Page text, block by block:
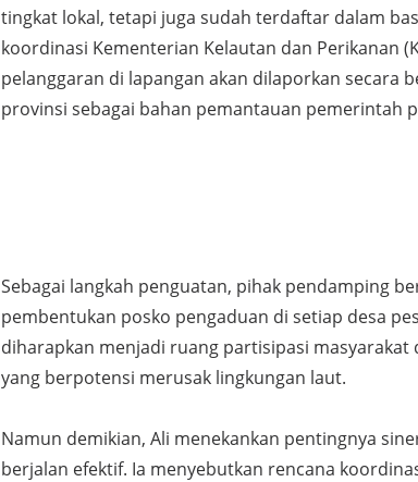
tingkat lokal, tetapi juga sudah terdaftar dalam
koordinasi Kementerian Kelautan dan Perikanan
pelanggaran di lapangan akan dilaporkan secara
provinsi sebagai bahan pemantauan pemerintah
Sebagai langkah penguatan, pihak pendamping
pembentukan posko pengaduan di setiap desa
diharapkan menjadi ruang partisipasi masyarakat
yang berpotensi merusak lingkungan laut.
Namun demikian, Ali menekankan pentingnya
berjalan efektif. Ia menyebutkan rencana